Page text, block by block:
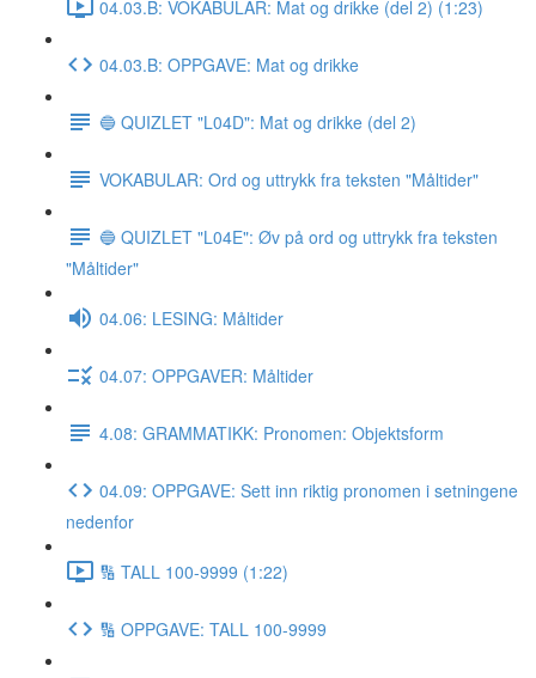
04.03.B: VOKABULAR: Mat og drikke (del 2) (1:23)
04.03.B: OPPGAVE: Mat og drikke
🔵 QUIZLET "L04D": Mat og drikke (del 2)
VOKABULAR: Ord og uttrykk fra teksten "Måltider"
🔵 QUIZLET "L04E": Øv på ord og uttrykk fra teksten
"Måltider"
04.06: LESING: Måltider
04.07: OPPGAVER: Måltider
4.08: GRAMMATIKK: Pronomen: Objektsform
04.09: OPPGAVE: Sett inn riktig pronomen i setningene
nedenfor
🔢 TALL 100-9999 (1:22)
🔢 OPPGAVE: TALL 100-9999